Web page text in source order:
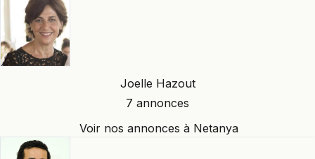
Joelle Hazout
7 annonces
Voir nos annonces à Netanya